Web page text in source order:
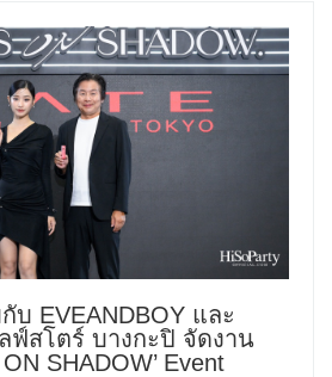
บ EVEANDBOY และ
ฟ์สโตร์ บางกะปิ จัดงาน
ON SHADOW’ Event